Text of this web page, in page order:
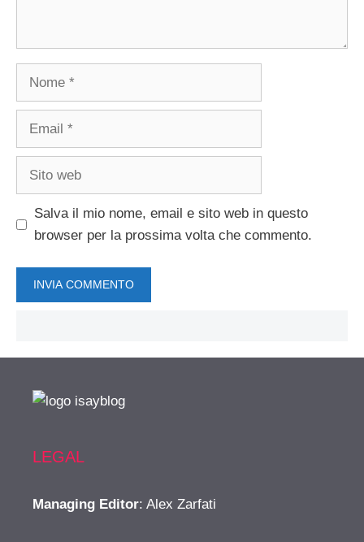
Nome
Email
Sito
Salva il mio nome, email e sito web in questo
browser per la prossima volta che commento.
LEGAL
Managing Editor: Alex Zarfati